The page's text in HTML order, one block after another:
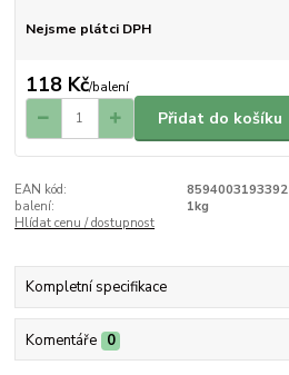
Nejsme plátci DPH
118 Kč/balení
Přidat do košíku
EAN kód:
8594003193392
balení:
1kg
Hlídat cenu / dostupnost
Kompletní specifikace
Komentáře 0